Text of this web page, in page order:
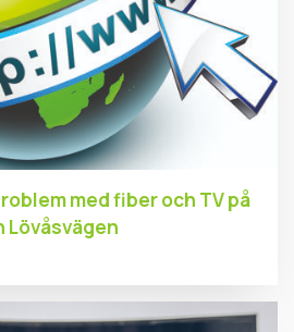
med fiber och TV på
Lövåsvägen